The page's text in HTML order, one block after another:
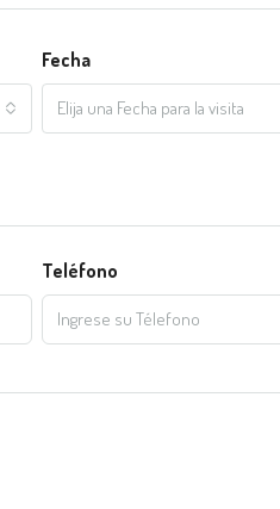
Fecha
Elija una Fecha para la visita
Teléfono